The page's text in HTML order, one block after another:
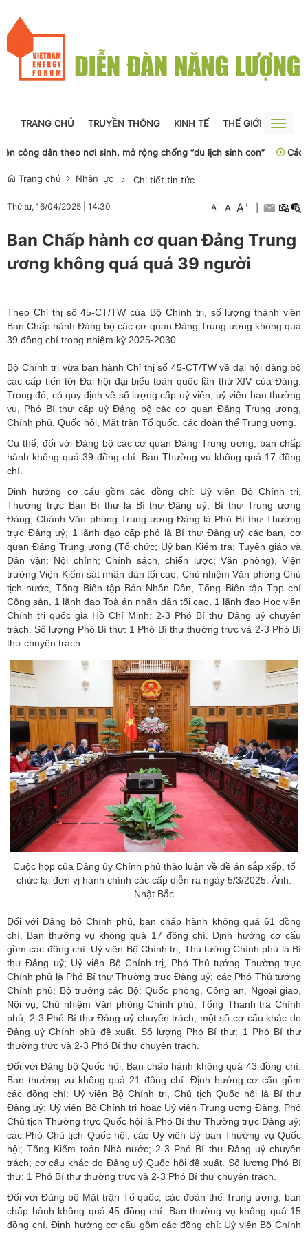
TRANG CHỦ TRUYỀN THÔNG KINH TẾ THẾ GIỚI
Toggle
dân theo nơi sinh, mở rộng chống “du lịch sinh con”
Các
Trang chủ Nhân lực Chi tiết tin tức
Thứ tư, 16/04/2025 14:30 A- A A+
Ban Chấp hành cơ quan Đảng Trung
ương không quá quá 39 người
Theo Chỉ thị số 45-CT/TW của Bộ Chính trị, số lượng thành viên
Ban Chấp hành Đảng bộ các cơ quan Đảng Trung ương không quá
39 đồng chí trong nhiệm kỳ 2025-2030.
Bộ Chính trị vừa ban hành Chỉ thị số 45-CT/TW về đại hội đảng bộ
các cấp tiến tới Đại hội đại biểu toàn quốc lần thứ XIV của Đảng.
Trong đó, có quy định về số lượng cấp uỷ viên, uỷ viên ban thường
vụ, Phó Bí thư cấp uỷ Đảng bộ các cơ quan Đảng Trung ương,
Chính phủ, Quốc hội, Mặt trận Tổ quốc, các đoàn thể Trung ương.
Cụ thể, đối với Đảng bộ các cơ quan Đảng Trung ương, ban chấp
hành không quá 39 đồng chí. Ban Thường vụ không quá 17 đồng
chí.
Định hướng cơ cấu gồm các đồng chí: Uỷ viên Bộ Chính trị,
Thường trực Ban Bí thư là Bí thư Đảng uỷ; Bí thư Trung ương
Đảng, Chánh Văn phòng Trung ương Đảng là Phó Bí thư Thường
trực Đảng uỷ; 1 lãnh đạo cấp phó là Bí thư Đảng uỷ các ban, cơ
quan Đảng Trung ương (Tổ chức; Uỷ ban Kiểm tra; Tuyên giáo và
Dân vận; Nội chính; Chính sách, chiến lược; Văn phòng), Viện
trưởng Viện Kiểm sát nhân dân tối cao, Chủ nhiệm Văn phòng Chủ
tịch nước, Tổng Biên tập Báo Nhân Dân, Tổng Biên tập Tạp chí
Cộng sản, 1 lãnh đạo Toà án nhân dân tối cao, 1 lãnh đạo Học viện
Chính trị quốc gia Hồ Chí Minh; 2-3 Phó Bí thư Đảng uỷ chuyên
trách. Số lượng Phó Bí thư: 1 Phó Bí thư thường trực và 2-3 Phó Bí
thư chuyên trách.
Cuộc họp của Đảng ủy Chính phủ thảo luận về đề án sắp xếp, tổ
chức lại đơn vị hành chính các cấp diễn ra ngày 5/3/2025. Ảnh:
Nhật Bắc
Đối với Đảng bộ Chính phủ, ban chấp hành không quá 61 đồng
chí. Ban thường vụ không quá 17 đồng chí. Định hướng cơ cấu
gồm các đồng chí: Uỷ viên Bộ Chính trị, Thủ tướng Chính phủ là Bí
thư Đảng uỷ; Uỷ viên Bộ Chính trị, Phó Thủ tướng Thường trực
Chính phủ là Phó Bí thư Thường trực Đảng uỷ; các Phó Thủ tướng
Chính phủ; Bộ trưởng các Bộ: Quốc phòng, Công an, Ngoại giao,
Nội vụ; Chủ nhiệm Văn phòng Chính phủ; Tổng Thanh tra Chính
phủ; 2-3 Phó Bí thư Đảng uỷ chuyên trách; một số cơ cấu khác do
Đảng uỷ Chính phủ đề xuất. Số lượng Phó Bí thư: 1 Phó Bí thư
thường trực và 2-3 Phó Bí thư chuyên trách.
Đối với Đảng bộ Quốc hội, Ban chấp hành không quá 43 đồng chí.
Ban thường vụ không quá 21 đồng chí. Định hướng cơ cấu gồm
các đồng chí: Uỷ viên Bộ Chính trị, Chủ tịch Quốc hội là Bí thư
Đảng uỷ; Uỷ viên Bộ Chính trị hoặc Uỷ viên Trung ương Đảng, Phó
Chủ tịch Thường trực Quốc hội là Phó Bí thư Thường trực Đảng uỷ;
các Phó Chủ tịch Quốc hội; các Uỷ viên Uỷ ban Thường vụ Quốc
hội; Tổng Kiểm toán Nhà nước; 2-3 Phó Bí thư Đảng uỷ chuyên
trách; cơ cấu khác do Đảng uỷ Quốc hội đề xuất. Số lượng Phó Bí
thư: 1 Phó Bí thư thường trực và 2-3 Phó Bí thư chuyên trách.
Đối với Đảng bộ Mặt trận Tổ quốc, các đoàn thể Trung ương, ban
chấp hành không quá 45 đồng chí. Ban thường vụ không quá 15
đồng chí. Định hướng cơ cấu gồm các đồng chí: Uỷ viên Bộ Chính